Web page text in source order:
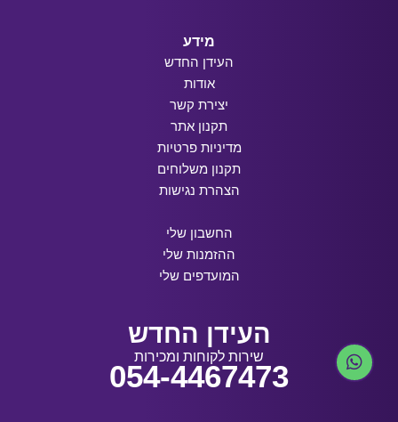
מידע
העידן החדש
אודות
יצירת קשר
תקנון אתר
מדיניות פרטיות
תקנון משלוחים
הצהרת נגישות
החשבון שלי
ההזמנות שלי
המועדפים שלי
העידן החדש
שירות לקוחות ומכירות
054-4467473